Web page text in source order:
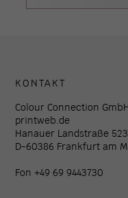
KONTAKT
Colour Connection
printweb.de
Hanauer Landstraße 523
D-60386 Frankfurt am
Fon +49 69 9443730